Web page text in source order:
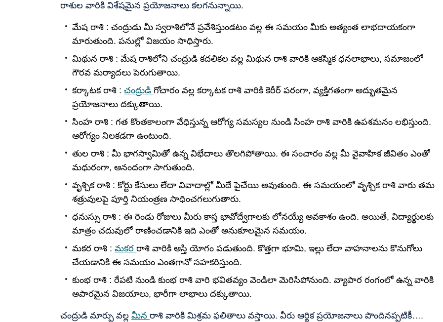
రాశుల వారికి విశేషమైన ప్రయోజనాలు కలగనున్నాయి.
మేష రాశి : చంద్రుడు మీ స్వరాశిలోనే ప్రవేశిస్తుండటం వల్ల ఈ సమయం మీకు అత్యంత లాభదాయకంగా
మారుతుంది. పనుల్లో విజయం సాధిస్తారు.
మిథున రాశి : మేష రాశిలోని చంద్రుడి కదలికల వల్ల మిథున రాశి వారికి ఆకస్మిక ధనలాభాలు, సమాజంలో
గౌరవ మర్యాదలు పెరుగుతాయి.
కర్కాటక రాశి : చంద్రుడి గోచారం వల్ల కర్కాటక రాశి వారికి కెరీర్ పరంగా, వ్యక్తిగతంగా అద్భుతమైన
ప్రయోజనాలు దక్కుతాయి.
సింహ రాశి : గత కొంతకాలంగా వేధిస్తున్న ఆరోగ్య సమస్యల నుండి సింహ రాశి వారికి ఉపశమనం లభిస్తుంది.
ఆరోగ్యం నిలకడగా ఉంటుంది.
తుల రాశి : మీ భాగస్వామితో ఉన్న విభేదాలు తొలగిపోతాయి. ఈ సంచారం వల్ల మీ వైవాహిక జీవితం ఎంతో
మధురంగా, ఆనందంగా సాగుతుంది.
వృశ్చిక రాశి : కోర్టు కేసులు లేదా వివాదాల్లో మీదే పైచేయి అవుతుంది. ఈ సమయంలో వృశ్చిక రాశి వారు తమ
శత్రువులపై పూర్తి నియంత్రణ సాధించగలుగుతారు.
ధనుస్సు రాశి : ఈ రెండు రోజులు మీరు కాస్త భావోద్వేగాలకు లోనయ్యే అవకాశం ఉంది. అయితే, విద్యార్థులకు
మాత్రం చదువులో రాణించడానికి ఇది ఎంతో అనుకూలమైన సమయం.
మకర రాశి : మకర రాశి వారికి ఆస్తి యోగం పడుతుంది. కొత్తగా భూమి, ఇల్లు లేదా వాహనాలను కొనుగోలు
చేయడానికి ఈ సమయం ఎంతగానో సహకరిస్తుంది.
కుంభ రాశి : రేపటి నుండి కుంభ రాశి వారి భవితవ్యం వెండిలా మెరిసిపోనుంది. వ్యాపార రంగంలో ఉన్న వారికి
అపారమైన విజయాలు, భారీగా లాభాలు దక్కుతాయి.
చంద్రుడి మార్పు వల్ల మీన రాశి వారికి మిశ్రమ ఫలితాలు వస్తాయి. వీరు ఆర్థిక ప్రయోజనాలు పొందినప్పటికీ….